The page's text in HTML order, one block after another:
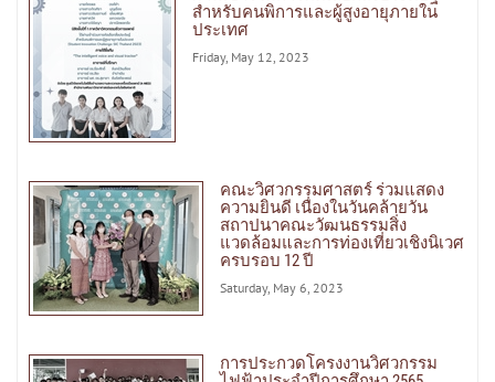
สำหรับคนพิการและผู้สูงอายุภายใน
ประเทศ
Friday, May 12, 2023
คณะวิศวกรรมศาสตร์ ร่วมแสดง
ความยินดี เนื่องในวันคล้ายวัน
สถาปนาคณะวัฒนธรรมสิ่ง
แวดล้อมและการท่องเที่ยวเชิงนิเวศ
ครบรอบ 12 ปี
Saturday, May 6, 2023
การประกวดโครงงานวิศวกรรม